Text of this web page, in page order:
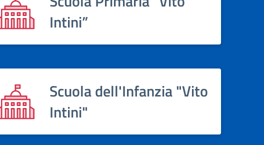
Intini”
Scuola dell'Infanzia "Vito
Intini"